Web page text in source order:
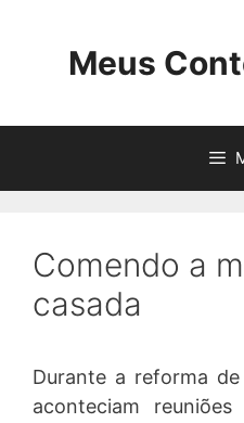
Meus
Comendo a
casada
Durante a reforma
aconteciam